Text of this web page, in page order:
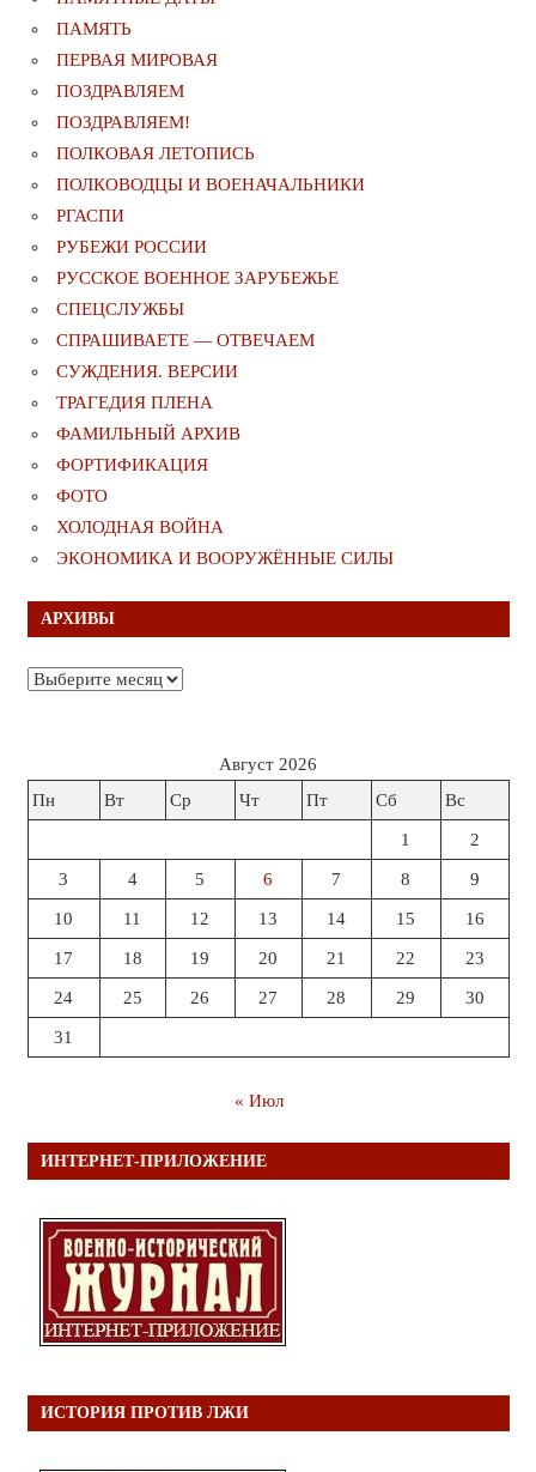
ПАМЯТЬ
ПЕРВАЯ МИРОВАЯ
ПОЗДРАВЛЯЕМ
ПОЗДРАВЛЯЕМ!
ПОЛКОВАЯ ЛЕТОПИСЬ
ПОЛКОВОДЦЫ И ВОЕНАЧАЛЬНИКИ
РГАСПИ
РУБЕЖИ РОССИИ
РУССКОЕ ВОЕННОЕ ЗАРУБЕЖЬЕ
СПЕЦСЛУЖБЫ
СПРАШИВАЕТЕ — ОТВЕЧАЕМ
СУЖДЕНИЯ. ВЕРСИИ
ТРАГЕДИЯ ПЛЕНА
ФАМИЛЬНЫЙ АРХИВ
ФОРТИФИКАЦИЯ
ФОТО
ХОЛОДНАЯ ВОЙНА
ЭКОНОМИКА И ВООРУЖЁННЫЕ СИЛЫ
АРХИВЫ
Архивы
Август 2026
Пн
Вт Ср Чт Пт Сб Вс
1 2
3 4 5 6 7 8 9
10 11 12 13 14 15 16
17 18 19 20 21 22 23
24 25 26 27 28 29 30
31
« Июл
ИНТЕРНЕТ-ПРИЛОЖЕНИЕ
ИСТОРИЯ ПРОТИВ ЛЖИ